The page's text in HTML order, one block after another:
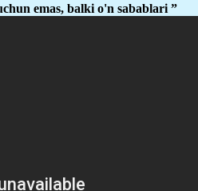
emas, balki o'n sabablari ”